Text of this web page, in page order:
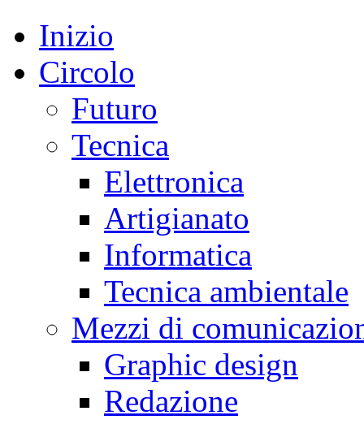
Inizio
Circolo
Futuro
Tecnica
Elettronica
Artigianato
Informatica
Tecnica ambientale
Mezzi di
Graphic design
Redazione